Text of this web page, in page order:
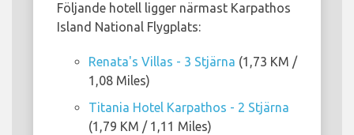
Följande hotell ligger närmast Karpathos
Island National Flygplats:
Renata's Villas - 3 Stjärna (1,73 KM /
1,08 Miles)
Titania Hotel Karpathos - 2 Stjärna
(1,79 KM / 1,11 Miles)